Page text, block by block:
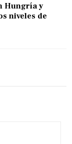
Hungría y
niveles de